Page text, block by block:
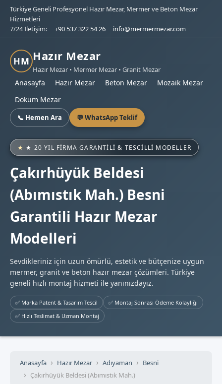
Türkiye Geneli Profesyonel Hazır Mezar, Mermer ve Beton Mezar
Hizmetleri
7/24 İletişim:
+90 537 322 54 26 info@mermermezar.com
HM Hazır Mezar
Hazır Mezar • Mermer Mezar • Granit Mezar
Anasayfa Hazır Mezar Beton Mezar
Mozaik Mezar
Döküm Mezar
📞 Hemen Ara 💬 WhatsApp Teklif
★ 20 YIL FIRMA GARANTILI & TESCILLI MODELLER
Çakırhüyük Beldesi
(Abımıstık Mah.) Besni
Garantili Hazır Mezar
Modelleri
Sevdikleriniz için uzun ömürlü, estetik ve bütçenize uygun
mermer, granit ve beton hazır mezar çözümleri. Türkiye
geneli hızlı montaj hizmeti ile yanınızdayız.
✅ Marka Patent & Tasarım Tescil
✅ Montaj Sonrası Ödeme Kolaylığı
✅ Hızlı Teslimat & Uzman Montaj
Anasayfa Hazır Mezar Adıyaman
Besni
Çakırhüyük Beldesi (Abımıstık Mah.)